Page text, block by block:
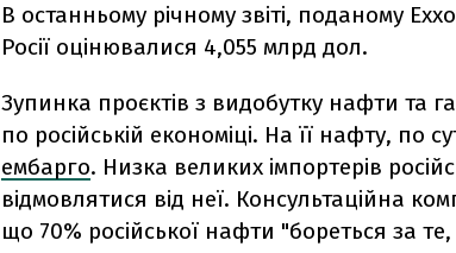
В останньому річному звіті, поданому
Росії оцінювалися 4,055 млрд дол.
Зупинка проєктів з видобутку нафти та
по російській економіці. На її нафту, по
ембарго. Низка великих імпортерів
відмовлятися від неї. Консультаційна
що 70% російської нафти "бореться за